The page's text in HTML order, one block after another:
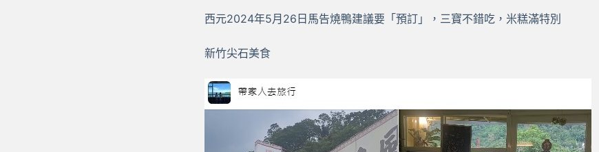
西元2024年5月26日馬告燒鴨建議要「預訂」，三寶不錯吃，米糕滿特別
新竹尖石美食